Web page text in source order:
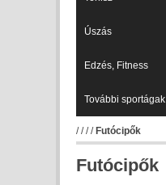
Úszás
Edzés, Fitness
További sportágak
//// Futócipők
Futócipők